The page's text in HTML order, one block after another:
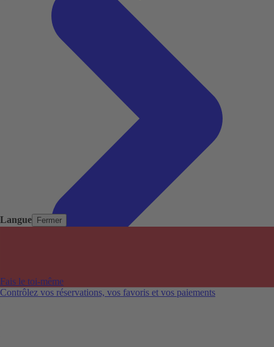
Langue Fermer
Fais le toi-même
Contrôlez vos réservations, vos favoris et vos paiements
Aéroports populaires
Villes populaires
Australie